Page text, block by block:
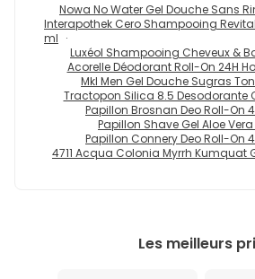
Nowa No Water Gel Douche Sans
Interapothek Cero Shampooing
ml
Luxéol Shampooing Cheveux &
Acorelle Déodorant Roll-On 24H
Mkl Men Gel Douche Sugras
Tractopon Silica 8.5 Desodorante
Papillon Brosnan Deo Roll-On
Papillon Shave Gel Aloe
Papillon Connery Deo Roll-On
4711 Acqua Colonia Myrrh Kumquat
Les meilleurs